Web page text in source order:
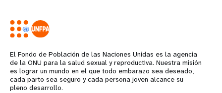
El Fondo de Población de las Naciones Unidas es la agencia
de la ONU para la salud sexual y reproductiva. Nuestra misión
es lograr un mundo en el que todo embarazo sea deseado,
cada parto sea seguro y cada persona joven alcance su
pleno desarrollo.